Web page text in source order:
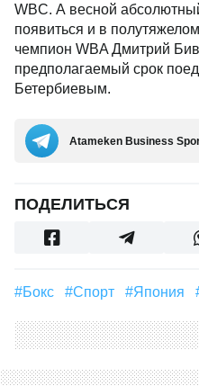
WBC. А весной
появиться и в
чемпион WBA Дмитрий
предполагаемый срок
Бетербиевым.
Аtameken Business
ПОДЕЛИТЬСЯ
#Бокс #Спорт #Япония